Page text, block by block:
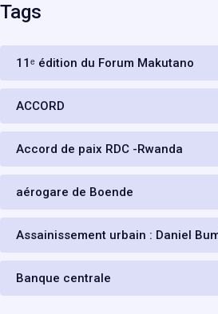
Tags
11ᵉ édition du Forum Makutano
ACCORD
Accord de paix RDC -Rwanda
aérogare de Boende
Assainissement urbain : Daniel
Banque centrale